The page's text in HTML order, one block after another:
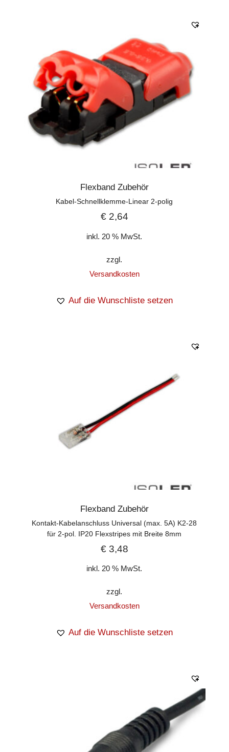
Flexband Zubehör
Kabel-Schnellklemme-Linear 2-polig
€2,64
inkl. 20 % MwSt.
zzgl.
Versandkosten
Auf die Wunschliste setzen
Flexband Zubehör
Kontakt-Kabelanschluss Universal (max. 5A) K2-28
für 2-pol. IP20 Flexstripes mit Breite 8mm
€3,48
inkl. 20 % MwSt.
zzgl.
Versandkosten
Auf die Wunschliste setzen